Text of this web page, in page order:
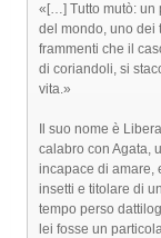
«[…] Tutto mutò: un
del mondo, uno dei
frammenti che il
di coriandoli, si
vita.»
Il suo nome è
calabro con Agata,
incapace di amare,
insetti e titolare di
tempo perso
lei fosse un